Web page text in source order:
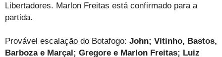
Libertadores. Marlon Freitas está confirmado para a
partida.
Provável escalação do Botafogo: John; Vitinho, Bastos,
Barboza e Marçal; Gregore e Marlon Freitas; Luiz